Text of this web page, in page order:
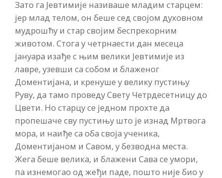
Зато га Јевтимије називаше младим старцем:
јер млад телом, он беше сед својом духовном
мудрошћу и стар својим беспрекорним
животом. Стога у четрнаести дан месеца
јануара изађе с њим велики Јевтимије из
лавре, узевши са собом и блаженог
Доментијана, и кренуше у велику пустињу
Руву, да тамо проведу Свету Четрдесетницу до
Цвети. Но старцу се једном прохте да
пропешаче сву пустињу што је изнад Мртвога
мора, и наиђе са оба своја ученика,
Доментијаном и Савом, у безводна места.
Жега беше велика, и блажени Сава се умори,
па изнемогао од жеђи паде, пошто није био у